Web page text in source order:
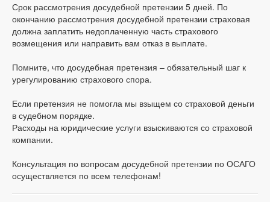
Срок рассмотрения досудебной претензии 5 дней. По
окончанию рассмотрения досудебной претензии страховая
должна заплатить недоплаченную часть страхового
возмещения или направить вам отказ в выплате.
Помните, что досудебная претензия – обязательный шаг к
урегулированию страхового спора.
Если претензия не помогла мы взыщем со страховой деньги
в судебном порядке.
Расходы на юридические услуги взыскиваются со страховой
компании.
Консультация по вопросам досудебной претензии по ОСАГО
осуществляется по всем телефонам!